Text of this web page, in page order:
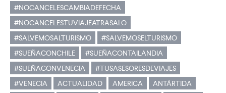
#NOCANCELESCAMBIADEFECHA
#NOCANCELESTUVIAJEATRASALO
#SALVEMOSALTURISMO
#SALVEMOSELTURISMO
#SUEÑACONCHILE
#SUEÑACONTAILANDIA
#SUEÑACONVENECIA
#TUSASESORESDEVIAJES
#VENECIA
ACTUALIDAD AMERICA
ANTÁRTIDA